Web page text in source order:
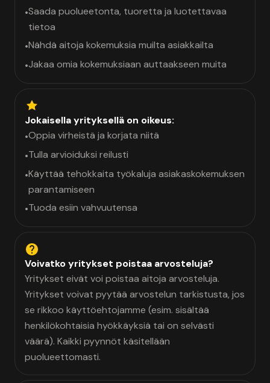
•Saada puolueetonta, tuoretta ja luotettavaa
tietoa
•Nähdä aitoja kokemuksia muilta asiakkailta
•Jakaa omia kokemuksiaan auttaakseen muita
Jokaisella yrityksellä on oikeus:
•Oppia virheistä ja korjata niitä
•Tulla arvioiduksi reilusti
•Käyttää tehokkaita työkaluja asiakaskokemuksen
parantamiseen
•Tuoda esiin vahvuutensa
Voivatko yritykset poistaa arvosteluja?
Yritykset eivät voi poistaa aitoja arvosteluja.
Yritykset voivat pyytää arvostelun tarkistusta, jos
se rikkoo käyttöehtojamme (esim. sisältää
henkilökohtaisia hyökkäyksiä tai on selvästi
väärä). Kaikki pyynnöt käsitellään
puolueettomasti.